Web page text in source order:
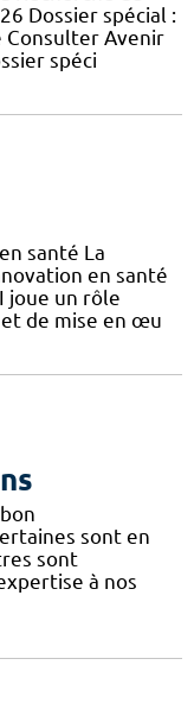
Dossier spécial :
Consulter Avenir
spéci
santé La
en santé
joue un rôle
de mise en œu
sont en
sont
à nos